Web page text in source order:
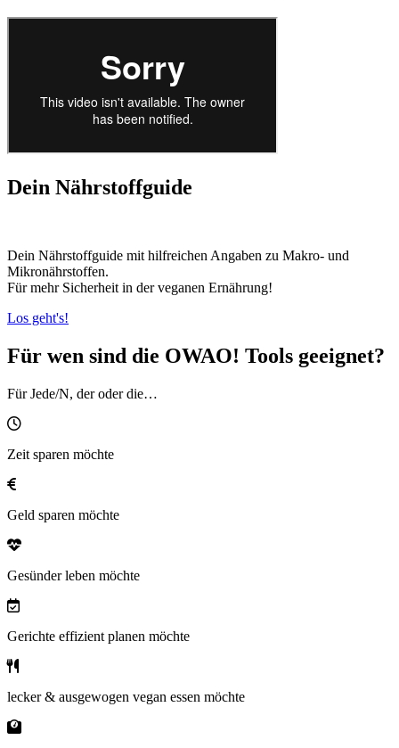
Dein Nährstoffguide
Dein Nährstoffguide mit hilfreichen Angaben zu Makro- und
Mikronährstoffen.
Für mehr Sicherheit in der veganen Ernährung!
Los geht's!
Für wen sind die OWAO! Tools geeignet?
Für Jede/N, der oder die…
Zeit sparen möchte
Geld sparen möchte
Gesünder leben möchte
Gerichte effizient planen möchte
lecker & ausgewogen vegan essen möchte